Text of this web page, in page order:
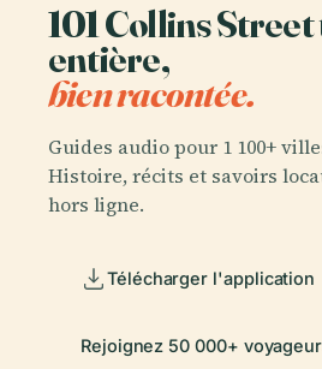
101 Collins
entière,
bien racontée.
Guides audio pour 1 100+
Histoire, récits et savoirs
hors ligne.
Télécharger l'application
Rejoignez 50 000+